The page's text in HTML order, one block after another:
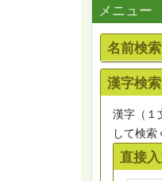
メニュー
名前検
漢字検
漢字（１
して検索
直接入